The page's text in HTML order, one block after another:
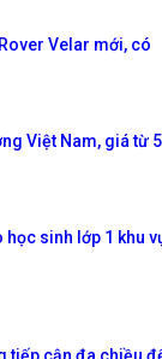
Velar mới, có
Việt Nam, giá từ
sinh lớp 1 khu
tiếp cận đa chiều